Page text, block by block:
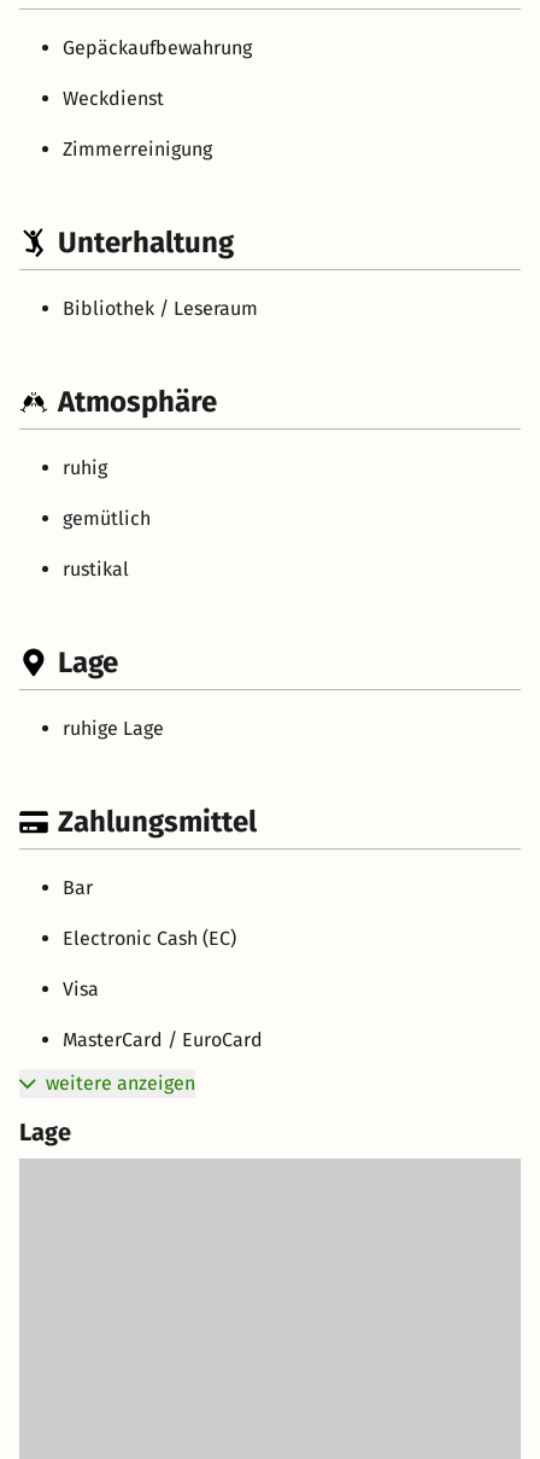
Gepäckaufbewahrung
Weckdienst
Zimmerreinigung
Unterhaltung
Bibliothek / Leseraum
Atmosphäre
ruhig
gemütlich
rustikal
Lage
ruhige Lage
Zahlungsmittel
Bar
Electronic Cash (EC)
Visa
MasterCard / EuroCard
weitere anzeigen
Lage